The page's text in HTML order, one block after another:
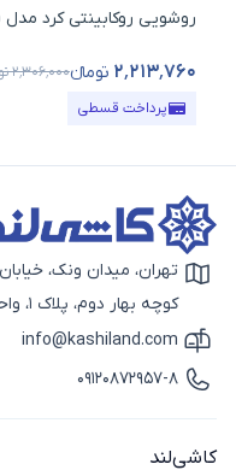
روشویی روکابینتی کرد مدل
۲٬۲۱۳٬۷۶۰ تومانء۲٬۳۰۶٬۰۰۰
قیمت محصول
پرداخت قسطی
آیکون نقشه
تهران، میدان ونک،
کوچه بهار دوم، پلاک 1، واحد 6 و 7
آیکون ایمیل
info@kashiland.com
آیکون تماس
09120872957-8
کاشی‌لند